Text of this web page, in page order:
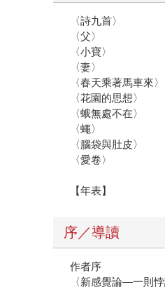
〈詩九首〉
〈父〉
〈小寶〉
〈妻〉
〈春天乘著馬車來〉
〈花園的思想〉
〈蛾無處不在〉
〈蠅〉
〈腦袋與肚皮〉
〈愛卷〉
【年表】
序／導讀
作者序
〈新感覺論—一則